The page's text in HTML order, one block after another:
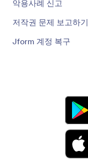
악용사례 신고
저작권 문제 보고하기
Jform 계정 복구